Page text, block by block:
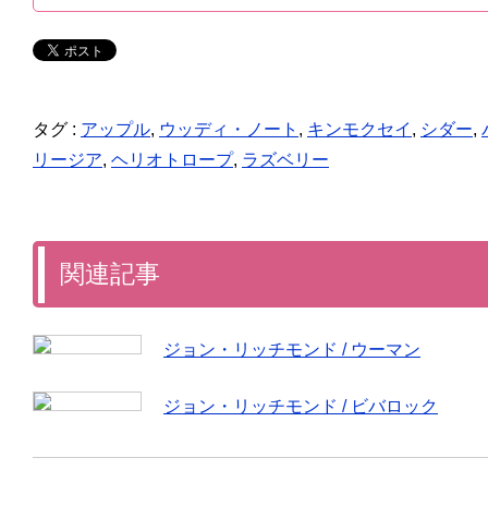
タグ : アップル, ウッディ・ノート , キンモクセイ , シダー,
リージア, ヘリオトロープ, ラズベリー
関連記事
ジョン・リッチモンド / ウーマン
ジョン・リッチモンド / ビバロック